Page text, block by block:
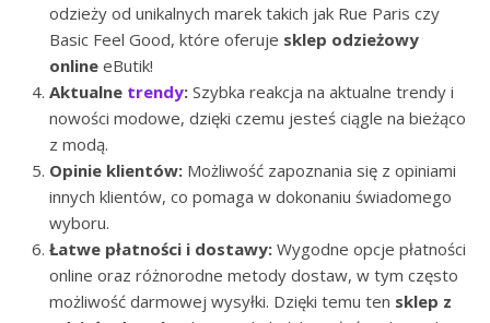
odzieży od unikalnych marek takich jak Rue Paris czy
Basic Feel Good, które oferuje sklep odzieżowy
online eButik!
Aktualne trendy: Szybka reakcja na aktualne trendy i
nowości modowe, dzięki czemu jesteś ciągle na bieżąco
z modą.
Opinie klientów: Możliwość zapoznania się z opiniami
innych klientów, co pomaga w dokonaniu świadomego
wyboru.
Łatwe płatności i dostawy: Wygodne opcje płatności
online oraz różnorodne metody dostaw, w tym często
możliwość darmowej wysyłki. Dzięki temu ten sklep z